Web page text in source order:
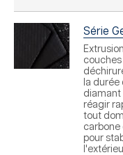
Série
la
diamant
réagir
tout
carbone
pour